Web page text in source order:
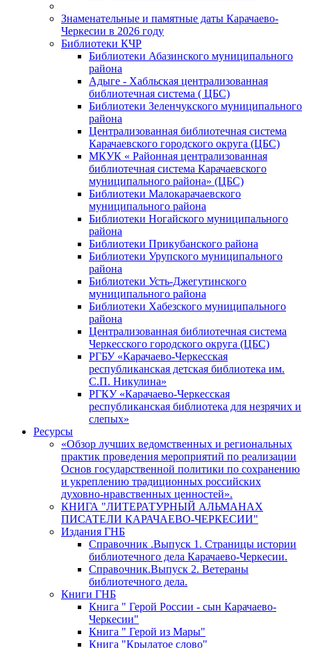
Знаменательные и памятные даты Карачаево-
Черкесии в 2026 году
Библиотеки КЧР
Библиотеки Абазинского муниципального
района
Адыге - Хабльская централизованная
библиотечная система ( ЦБС)
Библиотеки Зеленчукского муниципального
района
Централизованная библиотечная система
Карачаевского городского округа (ЦБС)
МКУК « Районная централизованная
библиотечная система Карачаевского
муниципального района» (ЦБС)
Библиотеки Малокарачаевского
муниципального района
Библиотеки Ногайского муниципального
района
Библиотеки Прикубанского района
Библиотеки Урупского муниципального
района
Библиотеки Усть-Джегутинского
муниципального района
Библиотеки Хабезского муниципального
района
Централизованная библиотечная система
Черкесского городского округа (ЦБС)
РГБУ «Карачаево-Черкесская
республиканская детская библиотека им.
С.П. Никулина»
РГКУ «Карачаево-Черкесская
республиканская библиотека для незрячих и
слепых»
Ресурсы
«Обзор лучших ведомственных и региональных
практик проведения мероприятий по реализации
Основ государственной политики по сохранению
и укреплению традиционных российских
духовно-нравственных ценностей».
КНИГА "ЛИТЕРАТУРНЫЙ АЛЬМАНАХ
ПИСАТЕЛИ КАРАЧАЕВО-ЧЕРКЕСИИ"
Издания ГНБ
Справочник .Выпуск 1. Страницы истории
библиотечного дела Карачаево-Черкесии.
Справочник.Выпуск 2. Ветераны
библиотечного дела.
Книги ГНБ
Книга " Герой России - сын Карачаево-
Черкесии"
Книга " Герой из Мары"
Книга "Крылатое слово"